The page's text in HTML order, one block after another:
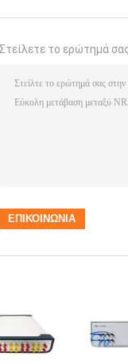
Στείλετε το ερώτημά